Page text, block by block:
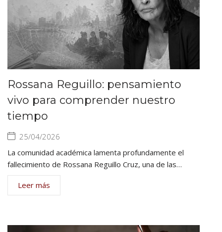
Rossana Reguillo: pensamiento
vivo para comprender nuestro
tiempo
25/04/2026
La comunidad académica lamenta profundamente el
fallecimiento de Rossana Reguillo Cruz, una de las…
Leer más